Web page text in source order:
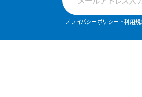
プライバシーポリシー ・利用